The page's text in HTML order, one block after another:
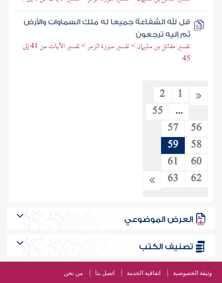
قل لله الشفاعة جميعا له ملك السماوات والأرض
ثم إليه ترجعون
تفسير مقاتل بن سليمان > تفسير سورة الزمر > تفسير الآيات من 41 إلى
45
1
2
...
55
56
57
58
59
60
61
62
63
العرض الموضوعي
تصنيف الكتب
وثيقة الخصوصية اتفاقية الخدمة اتصل بنا من نحن